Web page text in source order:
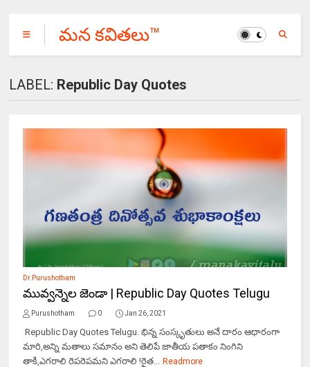
మన కవితలు™
LABEL: Republic Day Quotes
Dr.Purushotham
మువ్వన్నెల జెండా | Republic Day Quotes Telugu
Purushotham 0 Jan 26, 2021
Republic Day Quotes Telugu. భిన్న సంస్కృతులు అనే దారం ఆధారంగా
మారి,అన్ని మతాలు సమానం అని తెలిపే జాతీయ పతాకం నింగిని
తాకి,ఎగరాలి రెపరెపమని ఎగరాలి !రైత... Readmore